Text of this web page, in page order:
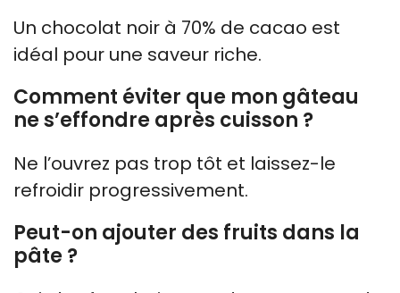
Un chocolat noir à 70% de cacao est
idéal pour une saveur riche.
Comment éviter que mon gâteau
ne s’effondre après cuisson ?
Ne l’ouvrez pas trop tôt et laissez-le
refroidir progressivement.
Peut-on ajouter des fruits dans la
pâte ?